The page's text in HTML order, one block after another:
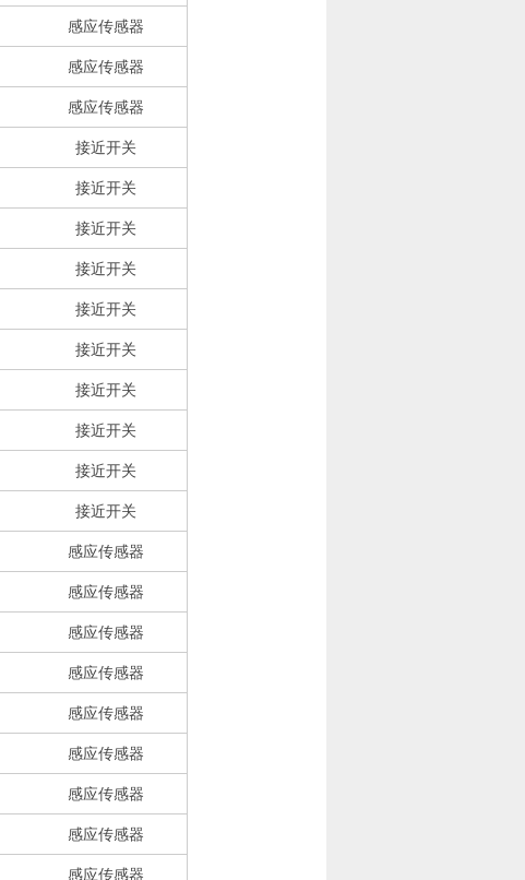
感应传感器
感应传感器
感应传感器
接近开关
接近开关
接近开关
接近开关
接近开关
接近开关
接近开关
接近开关
接近开关
接近开关
感应传感器
感应传感器
感应传感器
感应传感器
感应传感器
感应传感器
感应传感器
感应传感器
感应传感器